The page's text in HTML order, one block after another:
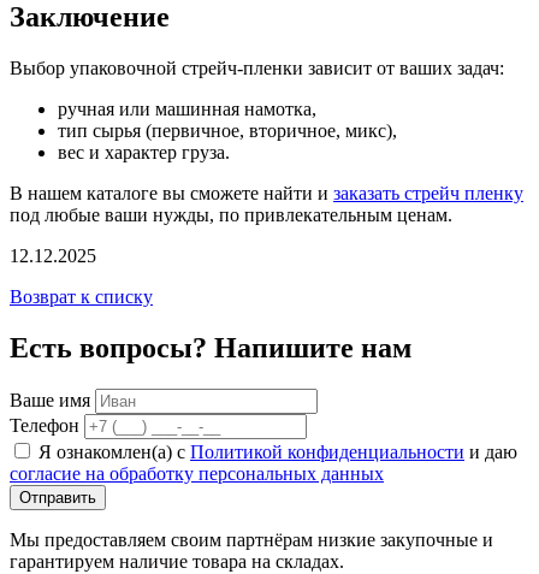
Заключение
Выбор упаковочной стрейч-пленки зависит от ваших задач:
ручная или машинная намотка,
тип сырья (первичное, вторичное, микс),
вес и характер груза.
В нашем каталоге вы сможете найти и заказать стрейч пленку
под любые ваши нужды, по привлекательным ценам.
12.12.2025
Возврат к списку
Есть вопросы? Напишите нам
Ваше имя
Телефон
Я ознакомлен(а) с Политикой конфиденциальности и даю
согласие на обработку персональных данных
Отправить
Мы предоставляем своим партнёрам низкие закупочные и
гарантируем наличие товара на складах.